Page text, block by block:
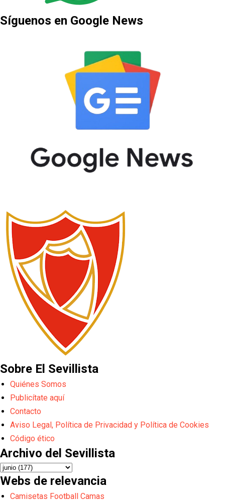
Síguenos en Google News
Sobre El Sevillista
Quiénes Somos
Publicítate aquí
Contacto
Aviso Legal, Política de Privacidad y Política de Cookies
Código ético
Archivo del Sevillista
Webs de relevancia
Camisetas Football Camas